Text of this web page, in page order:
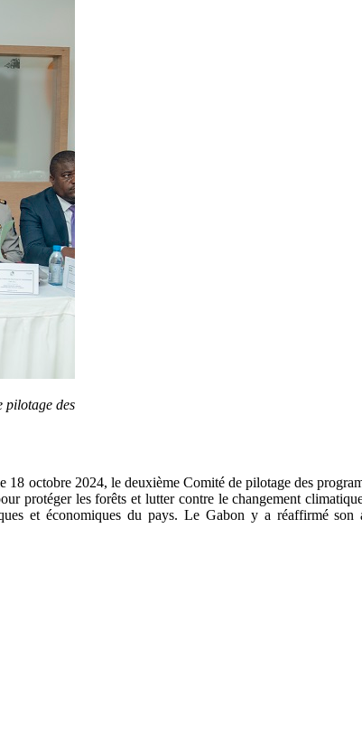
pilotage des
octobre 2024, le deuxième Comité de pilotage des
protéger les forêts et lutter contre le changement
et économiques du pays. Le Gabon y a réaffirmé son